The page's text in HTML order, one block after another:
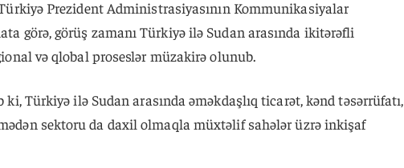
Prezident Administrasiyasının Kommunikasiyalar
görə, görüş zamanı Türkiyə ilə Sudan arasında ikitərəfli
və qlobal proseslər müzakirə olunub.
Türkiyə ilə Sudan arasında əməkdaşlıq ticarət, kənd təsərrüfatı,
sektoru da daxil olmaqla müxtəlif sahələr üzrə inkişaf